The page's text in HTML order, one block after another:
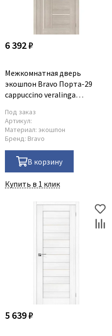
6 392 ₽
Межкомнатная дверь
экошпон Bravo Порта-29
cappuccino veralinga
Под заказ
Артикул:
Материал: экошпон
Бренд: Bravo
В корзину
Купить в 1 клик
5 639 ₽